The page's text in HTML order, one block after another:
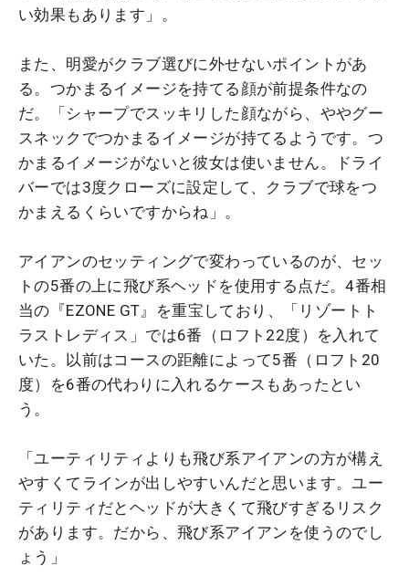
い効果もあります」。
また、明愛がクラブ選びに外せないポイントがあ
る。つかまるイメージを持てる顔が前提条件なの
だ。「シャープでスッキリした顔ながら、ややグー
スネックでつかまるイメージが持てるようです。つ
かまるイメージがないと彼女は使いません。ドライ
バーでは3度クローズに設定して、クラブで球をつ
かまえるくらいですからね」。
アイアンのセッティングで変わっているのが、セッ
トの5番の上に飛び系ヘッドを使用する点だ。4番相
当の『EZONE GT』を重宝しており、「リゾートト
ラストレディス」では6番（ロフト22度）を入れて
いた。以前はコースの距離によって5番（ロフト20
度）を6番の代わりに入れるケースもあったとい
う。
「ユーティリティよりも飛び系アイアンの方が構え
やすくてラインが出しやすいんだと思います。ユー
ティリティだとヘッドが大きくて飛びすぎるリスク
があります。だから、飛び系アイアンを使うのでし
ょう」